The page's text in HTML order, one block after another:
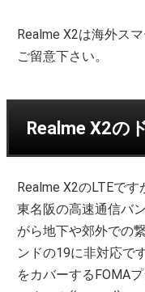
Realme X2は海外ス
ご留意下さい。
Realme X2の
Realme X2のLTEで
東名阪の高速通信バ
がら地下や郊外での
ンドの19に非対応で
をカバーするFOMA